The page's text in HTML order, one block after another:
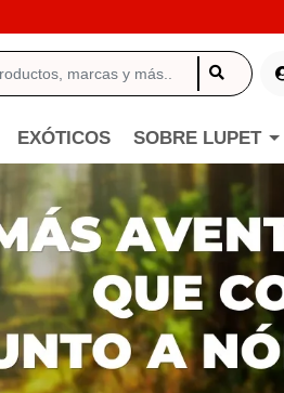
EXÓTICOS SOBRE LUPET